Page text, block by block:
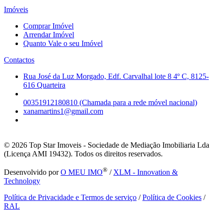
Imóveis
Comprar Imóvel
Arrendar Imóvel
Quanto Vale o seu Imóvel
Contactos
Rua José da Luz Morgado, Edf. Carvalhal lote 8 4º C, 8125-
616 Quarteira
00351912180810 (Chamada para a rede móvel nacional)
xanamartins1@gmail.com
© 2026 Top Star Imoveis - Sociedade de Mediação Imobiliaria Lda
(Licença AMI 19432). Todos os direitos reservados.
Desenvolvido porO MEU IMO® / XLM - Innovation &
Technology
Política de Privacidade e Termos de serviço /Política de Cookies /
RAL